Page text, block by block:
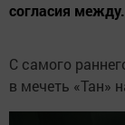
согласия
С самого
в мечеть «Тан»